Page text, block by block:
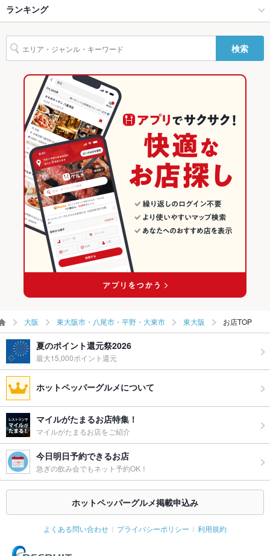
その他設備
その他
飲み放題 あり ：5000円の飲み放題付コースご利用の方
なし ：食べ放題はございません。
カクテル充実、ワイン充実
お子様連れ お子様連れOK ：お子様連れもお待ちしております。
ウェディン
グパーティ
ー二次会
お問い合わせ下さい。
お祝い・サ
プライズ対
可
その他気になる点などございましたらお気軽にお問い合わせ下
さい。
東大阪市・八尾市・平野・大東市 × スペインバル・イタリアンバ
布施駅 × ダイニングバー・バル
東大阪 × スペインバル・イタリアンバール
大阪
大阪 × ダイニングバー・バル
大阪 × スペインバル・イタリアンバール
小路駅
布施駅
エビ料理
ランキング
大阪のグルメランキング
大阪のダイニングバー・バルランキング
大阪のスペインバル・イタリアンバールランキング
東大阪市・八尾市・平野・大東市のグルメランキング
東大阪市・八尾市・平野・大東市のダイニングバー・バルランキ
東大阪のグルメランキング
東大阪のダイニングバー・バルランキング
検索
大阪 東大阪市・八尾市・平野・大東市 東大阪 お店TOP
夏のポイント還元祭2026
最大15,000ポイント還元
ホットペッパーグルメについて
マイルがたまるお店特集！
マイルがたまるお店をご紹介
今日明日予約できるお店
急ぎの飲み会でもネット予約OK！
ホットペッパーグルメ掲載申込み
よくある問い合わせ プライバシーポリシー 利用規約